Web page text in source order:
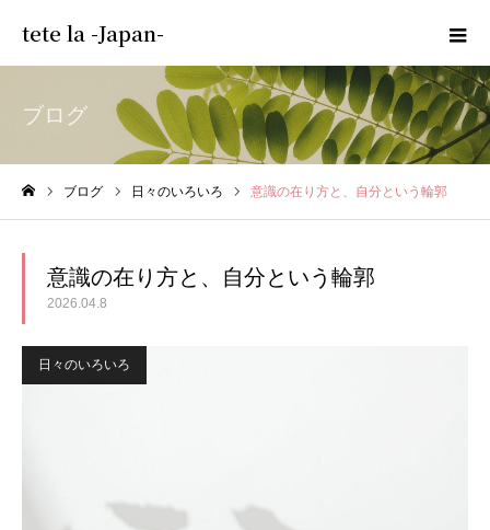
tete la -Japan-
ブログ
ブログ 日々のいろいろ 意識の在り方と、自分という輪郭
意識の在り方と、自分という輪郭
2026.04.8
日々のいろいろ